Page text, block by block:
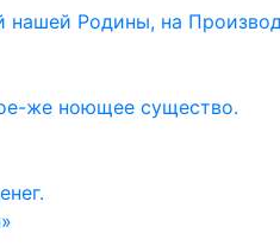
Родины, на
же ноющее существо.